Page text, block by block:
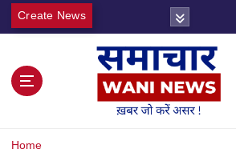
Create News
Home